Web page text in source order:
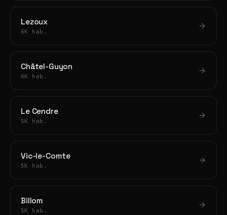
Lezoux
6K hab.
Châtel-Guyon
6K hab.
Le Cendre
5K hab.
Vic-le-Comte
5K hab.
Billom
5K hab.